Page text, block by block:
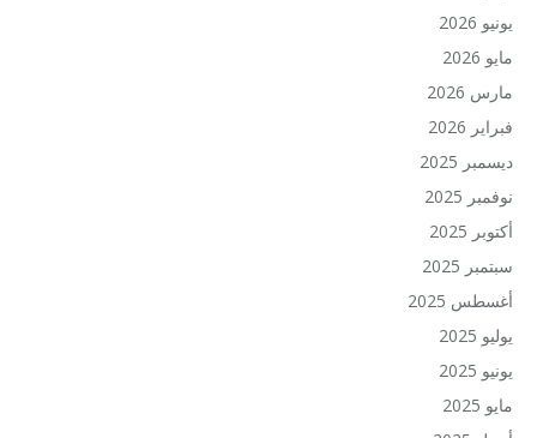
يونيو 2026
مايو 2026
مارس 2026
فبراير 2026
ديسمبر 2025
نوفمبر 2025
أكتوبر 2025
سبتمبر 2025
أغسطس 2025
يوليو 2025
يونيو 2025
مايو 2025